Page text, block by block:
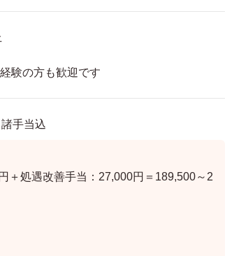
験の方も歓迎です
手当込
＋処遇改善手当：27,000円＝189,500～2